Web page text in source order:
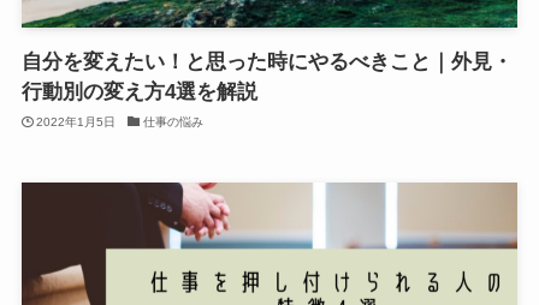
自分を変えたい！と思った時にやるべきこと｜外見・
行動別の変え方4選を解説
2022年1月5日 仕事の悩み